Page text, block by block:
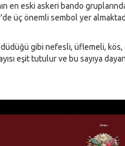
en eski askeri bando
üç önemli sembol yer
gibi nefesli, üflemeli, kös,
eşit tutulur ve bu sayıya